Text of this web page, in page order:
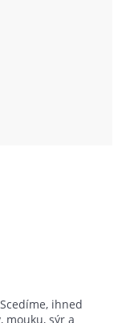
ihned
mouku, sýr a